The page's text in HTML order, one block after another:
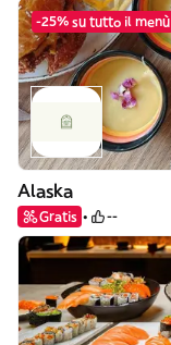
-25% su tutto il menù
Alaska
Gratis --